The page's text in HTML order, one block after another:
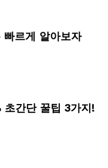
르게 알아보자
초간단 꿀팁 3가지!